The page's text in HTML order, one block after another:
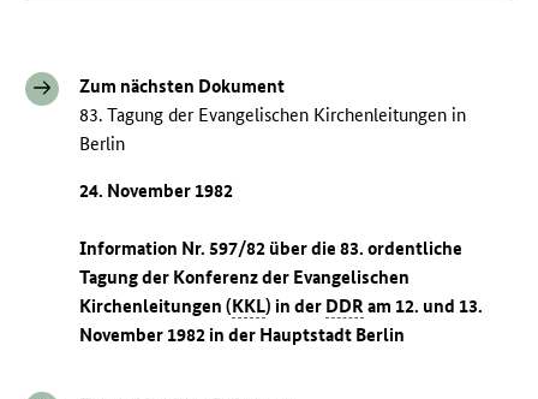
Zum nächsten Dokument
83. Tagung der Evangelischen Kirchenleitungen in
Berlin
24. November 1982
Information Nr. 597/82 über die 83. ordentliche
Tagung der Konferenz der Evangelischen
Kirchenleitungen (KKL) in der DDR am 12. und 13.
November 1982 in der Hauptstadt Berlin